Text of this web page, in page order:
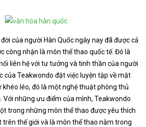
của người Hàn Quốc ngày nay đã được cả
công nhận là môn thể thao quốc tế. Đó là
liên hệ với tư tưởng và tinh thần của người
của Teakwondo đặt việc luyện tập về mặt
léo, đó là một nghệ thuật phòng thủ
Với những ưu điểm của mình, Teakwondo
trong những môn thể thao được yêu thích
trên thế giới và là môn thể thao nằm trong